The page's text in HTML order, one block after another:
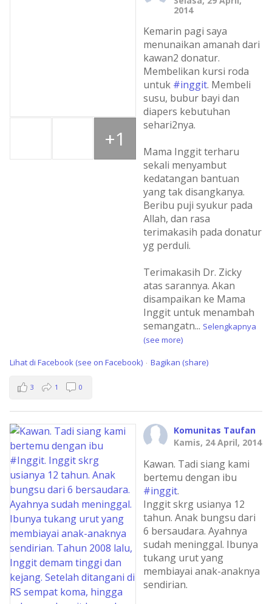
2014
Kemarin pagi saya
menunaikan amanah dari
kawan2 donatur.
Membelikan kursi roda
untuk #inggit. Membeli
susu, bubur bayi dan
diapers kebutuhan
sehari2nya.
Mama Inggit terharu
sekali menyambut
kedatangan bantuan
yang tak disangkanya.
Beribu puji syukur pada
Allah, dan rasa
terimakasih pada donatur
yg perduli.
Terimakasih Dr. Zicky
atas sarannya. Akan
disampaikan ke Mama
Inggit untuk menambah
semangatn... Selengkapnya
(see more)
+1
Lihat di Facebook (see on Facebook) · Bagikan (share)
3 1 0
Komunitas Taufan
Kamis, 24 April, 2014
Kawan. Tadi siang kami
bertemu dengan ibu
#inggit.
Inggit skrg usianya 12
tahun. Anak bungsu dari
6 bersaudara. Ayahnya
sudah meninggal. Ibunya
tukang urut yang
membiayai anak-anaknya
sendirian.